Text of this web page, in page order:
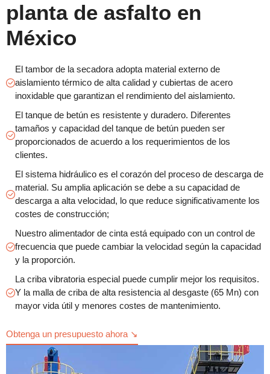
planta de asfalto en
México
El tambor de la secadora adopta material externo de
aislamiento térmico de alta calidad y cubiertas de acero
inoxidable que garantizan el rendimiento del aislamiento.
El tanque de betún es resistente y duradero. Diferentes
tamaños y capacidad del tanque de betún pueden ser
proporcionados de acuerdo a los requerimientos de los
clientes.
El sistema hidráulico es el corazón del proceso de descarga de
material. Su amplia aplicación se debe a su capacidad de
descarga a alta velocidad, lo que reduce significativamente los
costes de construcción;
Nuestro alimentador de cinta está equipado con un control de
frecuencia que puede cambiar la velocidad según la capacidad
y la proporción.
La criba vibratoria especial puede cumplir mejor los requisitos.
Y la malla de criba de alta resistencia al desgaste (65 Mn) con
mayor vida útil y menores costes de mantenimiento.
Obtenga un presupuesto ahora ↘